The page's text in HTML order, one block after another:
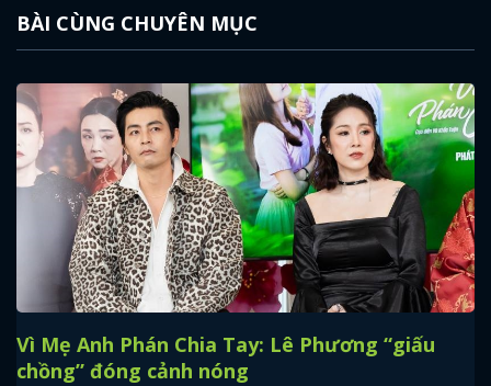
BÀI CÙNG CHUYÊN MỤC
Vì Mẹ Anh Phán Chia Tay: Lê Phương “giấu
chồng” đóng cảnh nóng